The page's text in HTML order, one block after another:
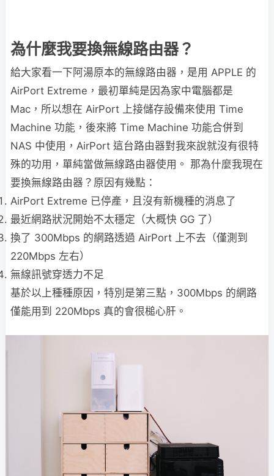
為什麼我要換無線路由器？
給大家看一下阿湯原本的無線路由器，是用 APPLE 的
AirPort Extreme，最初單純是因為家中電腦都是
Mac，所以想在 AirPort 上接儲存設備來使用 Time
Machine 功能，後來將 Time Machine 功能合併到
NAS 中使用，AirPort 這台路由器對我來說就沒有很特
殊的功用，單純當做無線路由器使用。 那為什麼我現在
要換無線路由器？原因有幾點：
AirPort Extreme 已停產，且沒有新機種的消息了
最近網路狀況開始不太穩定（大概快 GG 了）
換了 300Mbps 的網路透過 AirPort 上不去（僅測到
220Mbps 左右）
無線訊號穿透力不足
基於以上種種原因，特別是第三點，300Mbps 的網路
僅能用到 220Mbps 真的會很槌心肝。